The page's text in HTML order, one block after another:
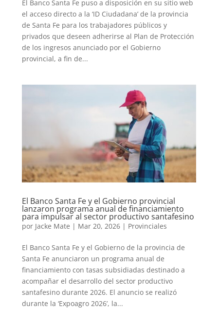
El Banco Santa Fe puso a disposición en su sitio web
el acceso directo a la ‘ID Ciudadana’ de la provincia
de Santa Fe para los trabajadores públicos y
privados que deseen adherirse al Plan de Protección
de los ingresos anunciado por el Gobierno
provincial, a fin de...
El Banco Santa Fe y el Gobierno provincial
lanzaron programa anual de financiamiento
para impulsar al sector productivo santafesino
por Jacke Mate | Mar 20, 2026| Provinciales
El Banco Santa Fe y el Gobierno de la provincia de
Santa Fe anunciaron un programa anual de
financiamiento con tasas subsidiadas destinado a
acompañar el desarrollo del sector productivo
santafesino durante 2026. El anuncio se realizó
durante la ‘Expoagro 2026’, la...